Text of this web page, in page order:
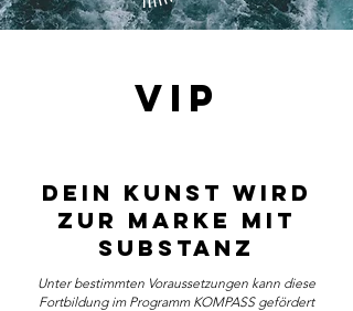
VIP
dein KUNST WIRD
ZUR MARKE MIT
SUBSTANZ
Unter bestimmten Voraussetzungen kann diese
Fortbildung im Programm KOMPASS gefördert